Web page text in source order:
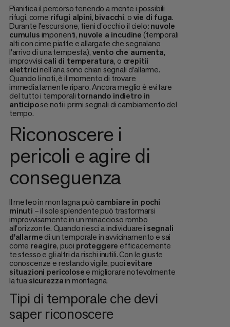
Pianifica il percorso tenendo a mente i possibili
rifugi, come rifugi alpini,bivacchi, ovie di fuga.
Durante l'escursione, tieni d'occhio il cielo:nuvole
cumulusimponenti, nuvole a incudine (temporali
alti con cime piatte e allargate che segnalano
l'arrivo di una tempesta),vento che aumenta,
improvvisi cali di temperatura, o crepitii
elettricinell'aria sono chiari segnali d'allarme.
Quando li noti, è il momento di trovare
immediatamente riparo. Ancora meglio è evitare
del tutto i temporalitornando indietro in
anticipose noti i primi segnali di cambiamento del
tempo.
Riconoscere i
pericoli e agire di
conseguenza
Il meteo in montagna può cambiare in pochi
minuti – il sole splendente può trasformarsi
improvvisamente in un minaccioso rombo
all'orizzonte. Quando riesci a individuare i segnali
d'allarmedi un temporale in avvicinamento e sai
come reagire, puoi proteggere efficacemente
te stesso e gli altri da rischi inutili. Con le giuste
conoscenze e restando vigile, puoievitare
situazioni pericolosee migliorare notevolmente
la tuasicurezzain montagna.
Tipi di temporale che devi
saper riconoscere